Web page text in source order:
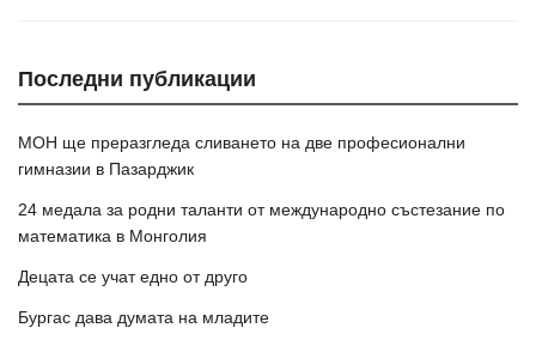
Последни публикации
МОН ще преразгледа сливането на две професионални
гимназии в Пазарджик
24 медала за родни таланти от международно състезание по
математика в Монголия
Децата се учат едно от друго
Бургас дава думата на младите